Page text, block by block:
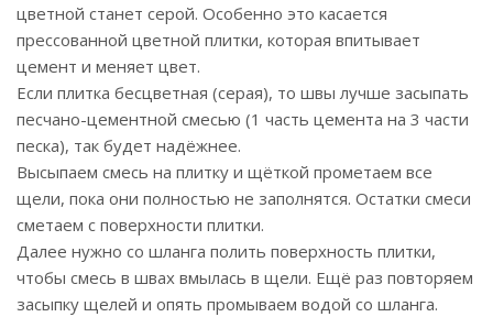
цветной станет серой. Особенно это касается
прессованной цветной плитки, которая впитывает
цемент и меняет цвет.
Если плитка бесцветная (серая), то швы лучше засыпать
песчано-цементной смесью (1 часть цемента на 3 части
песка), так будет надёжнее.
Высыпаем смесь на плитку и щёткой прометаем все
щели, пока они полностью не заполнятся. Остатки смеси
сметаем с поверхности плитки.
Далее нужно со шланга полить поверхность плитки,
чтобы смесь в швах вмылась в щели. Ещё раз повторяем
засыпку щелей и опять промываем водой со шланга.